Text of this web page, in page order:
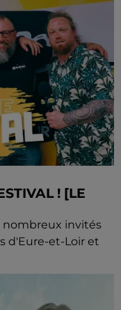
! [LE
nombreux invités
d'Eure-et-Loir et